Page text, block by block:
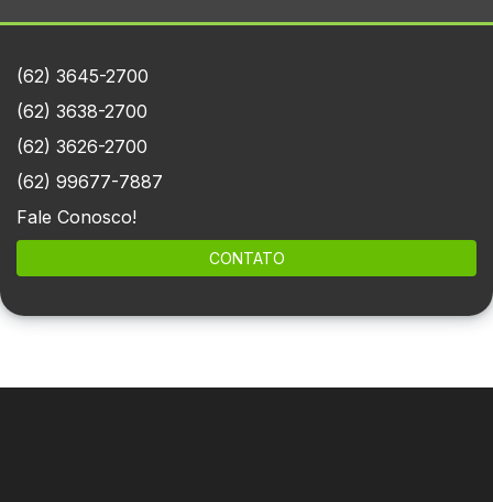
(62) 3645-2700
(62) 3638-2700
(62) 3626-2700
(62) 99677-7887
Fale Conosco!
CONTATO